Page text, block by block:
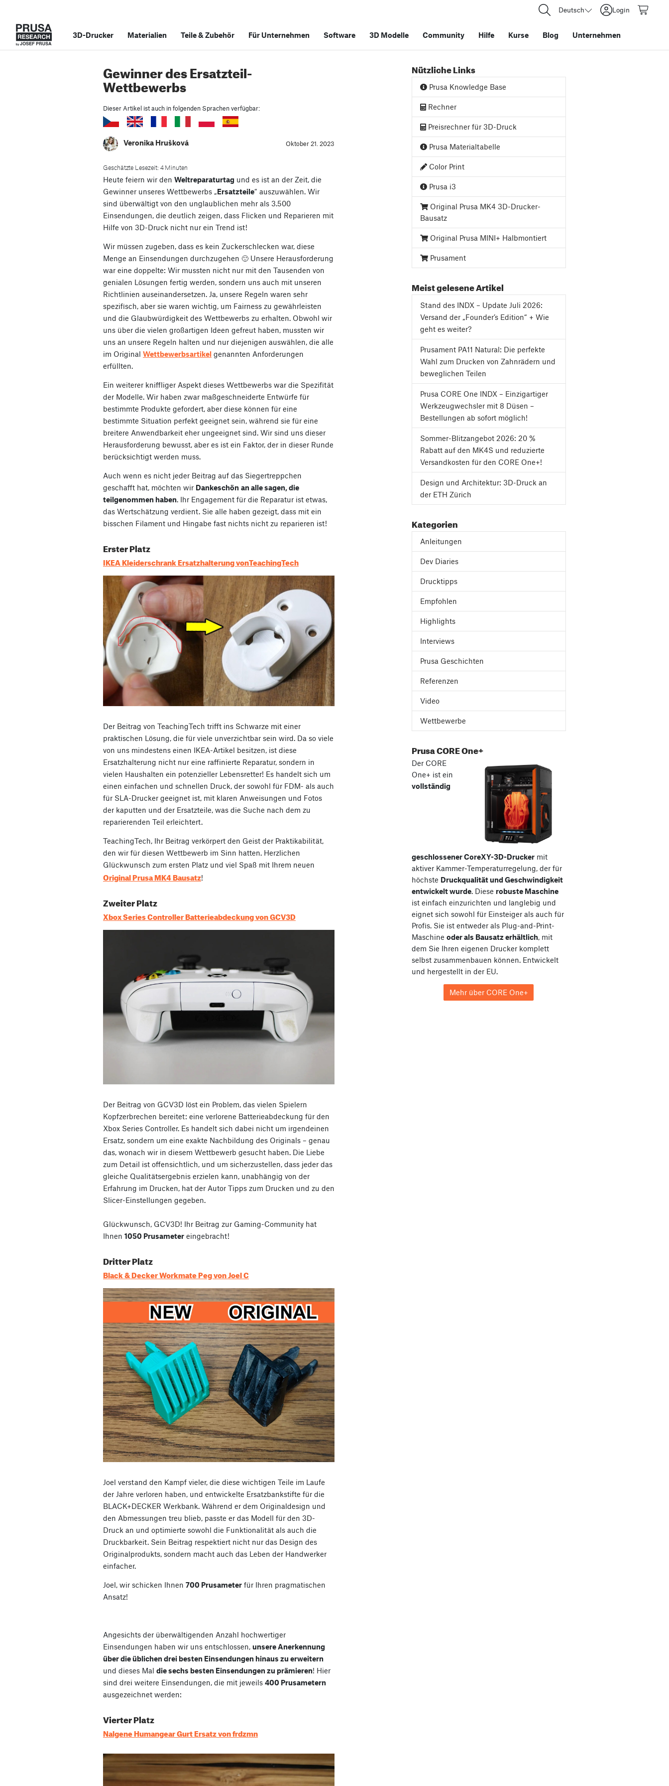
Deutsch Login
3D-Drucker Materialien Teile&Zubehör Für Unternehmen Software 3D Modelle Community Hilfe Kurse Blog Unternehmen
Gewinner des Ersatzteil-
Wettbewerbs
Dieser Artikel ist auch in folgenden Sprachen verfügbar:
Veronika Hrušková Oktober 21. 2023
Geschätzte Lesezeit: 4 Minuten
Heute feiern wir den Weltreparaturtag und es ist an der Zeit, die
Gewinner unseres Wettbewerbs „Ersatzteile“ auszuwählen. Wir
sind überwältigt von den unglaublichen mehr als 3.500
Einsendungen, die deutlich zeigen, dass Flicken und Reparieren mit
Hilfe von 3D-Druck nicht nur ein Trend ist!
Wir müssen zugeben, dass es kein Zuckerschlecken war, diese
Menge an Einsendungen durchzugehen 🙂 Unsere Herausforderung
war eine doppelte: Wir mussten nicht nur mit den Tausenden von
genialen Lösungen fertig werden, sondern uns auch mit unseren
Richtlinien auseinandersetzen. Ja, unsere Regeln waren sehr
spezifisch, aber sie waren wichtig, um Fairness zu gewährleisten
und die Glaubwürdigkeit des Wettbewerbs zu erhalten. Obwohl wir
uns über die vielen großartigen Ideen gefreut haben, mussten wir
uns an unsere Regeln halten und nur diejenigen auswählen, die alle
im Original Wettbewerbsartikel genannten Anforderungen
erfüllten.
Ein weiterer kniffliger Aspekt dieses Wettbewerbs war die Spezifität
der Modelle. Wir haben zwar maßgeschneiderte Entwürfe für
bestimmte Produkte gefordert, aber diese können für eine
bestimmte Situation perfekt geeignet sein, während sie für eine
breitere Anwendbarkeit eher ungeeignet sind. Wir sind uns dieser
Herausforderung bewusst, aber es ist ein Faktor, der in dieser Runde
berücksichtigt werden muss.
Auch wenn es nicht jeder Beitrag auf das Siegertreppchen
geschafft hat, möchten wir Dankeschön an alle sagen, die
teilgenommen haben. Ihr Engagement für die Reparatur ist etwas,
das Wertschätzung verdient. Sie alle haben gezeigt, dass mit ein
bisschen Filament und Hingabe fast nichts nicht zu reparieren ist!
Erster Platz
IKEA Kleiderschrank Ersatzhalterung vonTeachingTech
Der Beitrag von TeachingTech trifft ins Schwarze mit einer
praktischen Lösung, die für viele unverzichtbar sein wird. Da so viele
von uns mindestens einen IKEA-Artikel besitzen, ist diese
Ersatzhalterung nicht nur eine raffinierte Reparatur, sondern in
vielen Haushalten ein potenzieller Lebensretter! Es handelt sich um
einen einfachen und schnellen Druck, der sowohl für FDM- als auch
für SLA-Drucker geeignet ist, mit klaren Anweisungen und Fotos
der kaputten und der Ersatzteile, was die Suche nach dem zu
reparierenden Teil erleichtert.
TeachingTech, Ihr Beitrag verkörpert den Geist der Praktikabilität,
den wir für diesen Wettbewerb im Sinn hatten. Herzlichen
Glückwunsch zum ersten Platz und viel Spaß mit Ihrem neuen
Original Prusa MK4 Bausatz!
Zweiter Platz
Xbox Series Controller Batterieabdeckung von GCV3D
Der Beitrag von GCV3D löst ein Problem, das vielen Spielern
Kopfzerbrechen bereitet: eine verlorene Batterieabdeckung für den
Xbox Series Controller. Es handelt sich dabei nicht um irgendeinen
Ersatz, sondern um eine exakte Nachbildung des Originals – genau
das, wonach wir in diesem Wettbewerb gesucht haben. Die Liebe
zum Detail ist offensichtlich, und um sicherzustellen, dass jeder das
gleiche Qualitätsergebnis erzielen kann, unabhängig von der
Erfahrung im Drucken, hat der Autor Tipps zum Drucken und zu den
Slicer-Einstellungen gegeben.
Glückwunsch, GCV3D! Ihr Beitrag zur Gaming-Community hat
Ihnen 1050 Prusameter eingebracht!
Dritter Platz
Black & Decker Workmate Peg von Joel C
Joel verstand den Kampf vieler, die diese wichtigen Teile im Laufe
der Jahre verloren haben, und entwickelte Ersatzbankstifte für die
BLACK+DECKER Werkbank. Während er dem Originaldesign und
den Abmessungen treu blieb, passte er das Modell für den 3D-
Druck an und optimierte sowohl die Funktionalität als auch die
Druckbarkeit. Sein Beitrag respektiert nicht nur das Design des
Originalprodukts, sondern macht auch das Leben der Handwerker
einfacher.
Joel, wir schicken Ihnen 700 Prusameter für Ihren pragmatischen
Ansatz!
Angesichts der überwältigenden Anzahl hochwertiger
Einsendungen haben wir uns entschlossen, unsere Anerkennung
über die üblichen drei besten Einsendungen hinaus zu erweitern
und dieses Mal die sechs besten Einsendungen zu prämieren! Hier
sind drei weitere Einsendungen, die mit jeweils 400 Prusametern
ausgezeichnet werden:
Vierter Platz
Nalgene Humangear Gurt Ersatz von frdzmn
Nützliche Links
Prusa Knowledge Base
Rechner
Preisrechner für 3D-Druck
Prusa Materialtabelle
Color Print
Prusa i3
Original Prusa MK4 3D-Drucker-
Bausatz
Original Prusa MINI+ Halbmontiert
Prusament
Meist gelesene Artikel
Stand des INDX – Update Juli 2026:
Versand der „Founder’s Edition“ + Wie
geht es weiter?
Prusament PA11 Natural: Die perfekte
Wahl zum Drucken von Zahnrädern und
beweglichen Teilen
Prusa CORE One INDX – Einzigartiger
Werkzeugwechsler mit 8 Düsen –
Bestellungen ab sofort möglich!
Sommer-Blitzangebot 2026: 20 %
Rabatt auf den MK4S und reduzierte
Versandkosten für den CORE One+!
Design und Architektur: 3D-Druck an
der ETH Zürich
Kategorien
Anleitungen
Dev Diaries
Drucktipps
Empfohlen
Highlights
Interviews
Prusa Geschichten
Referenzen
Video
Wettbewerbe
Prusa CORE One+
Der CORE
One+ ist ein
vollständig
geschlossener CoreXY-3D-Druckermit
aktiver Kammer-Temperaturregelung, der für
höchste Druckqualität und Geschwindigkeit
entwickelt wurde. Diese robuste Maschine
ist einfach einzurichten und langlebig und
eignet sich sowohl für Einsteiger als auch für
Profis. Sie ist entweder als Plug-and-Print-
Maschine oder als Bausatz erhältlich, mit
dem Sie Ihren eigenen Drucker komplett
selbst zusammenbauen können. Entwickelt
und hergestellt in der EU.
Mehr über CORE One+